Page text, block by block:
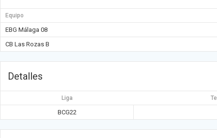
Equipo
EBG Málaga 08
CB Las Rozas B
Detalles
Liga
BCG22